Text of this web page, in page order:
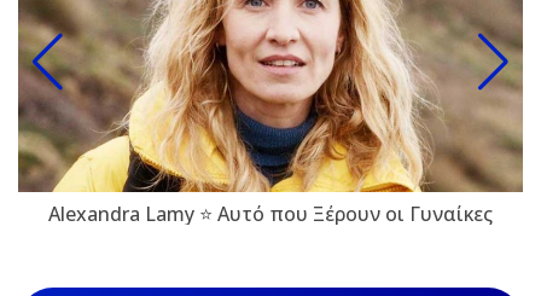
Alexandra Lamy ⭐ Αυτό που Ξέρουν οι Γυναίκες